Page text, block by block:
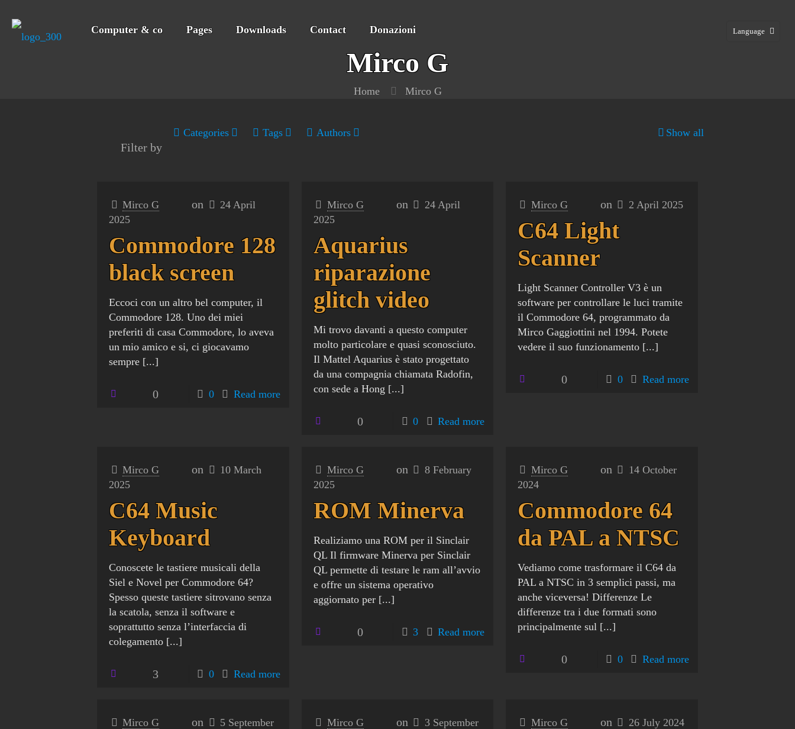
Computer & co Pages Downloads Contact Donazioni Language
Mirco G
Home Mirco G
Filter by
Categories Tags Authors Show all
Mirco G on
24 April
2025
Commodore 128
black screen
Eccoci con un altro bel computer, il
Commodore 128. Uno dei miei
preferiti di casa Commodore, lo aveva
un mio amico e si, ci giocavamo
sempre [...]
0 0 Read more
Mirco G on
24 April
2025
Aquarius
riparazione
glitch video
Mi trovo davanti a questo computer
molto particolare e quasi sconosciuto.
Il Mattel Aquarius è stato progettato
da una compagnia chiamata Radofin,
con sede a Hong [...]
0 0 Read more
Mirco G on 2 April 2025
C64 Light
Scanner
Light Scanner Controller V3 è un
software per controllare le luci tramite
il Commodore 64, programmato da
Mirco Gaggiottini nel 1994. Potete
vedere il suo funzionamento[...]
0 0 Read more
Mirco G on
10 March
2025
C64 Music
Keyboard
Conoscete le tastiere musicali della
Siel e Novel per Commodore 64?
Spesso queste tastiere sitrovano senza
la scatola, senza il software e
soprattutto senza l’interfaccia di
colegamento [...]
3 0 Read more
Mirco G on
8 February
2025
ROM Minerva
Realiziamo una ROM per il Sinclair
QL Il firmware Minerva per Sinclair
QL permette di testare le ram all’avvio
e offre un sistema operativo
aggiornato per[...]
0 3 Read more
Mirco G on
14 October
2024
Commodore 64
da PAL a NTSC
Vediamo come trasformare il C64 da
PAL a NTSC in 3 semplici passi, ma
anche viceversa! Differenze Le
differenze tra i due formati sono
principalmente sul[...]
0 0 Read more
Mirco G on
5 September
Mirco G on
3 September
Mirco G on 26 July 2024